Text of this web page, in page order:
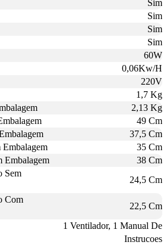
Sim
Sim
Sim
Sim
60W
0,06Kw/H
220V
1,7 Kg
2,13 Kg
49 Cm
37,5 Cm
35 Cm
Embalagem
38 Cm
Sem
24,5 Cm
Com
22,5 Cm
1 Ventilador, 1 Manual De
Instrucoes